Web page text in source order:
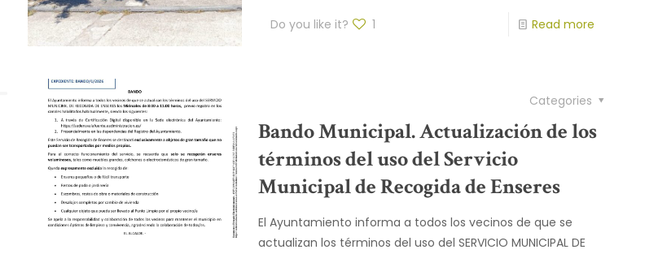
Do you like it? 1 Read more
Categories
Bando Municipal. Actualización de los
términos del uso del Servicio
Municipal de Recogida de Enseres
El Ayuntamiento informa a todos los vecinos de que se
actualizan los términos del uso del SERVICIO MUNICIPAL DE